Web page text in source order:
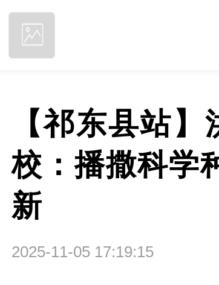
【祁东县站
校：播撒科学
新
2025-11-05 17:19:15